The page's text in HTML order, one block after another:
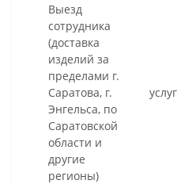
Выезд
сотрудника
(доставка
изделий за
пределами г.
Саратова, г.
Энгельса, по
Саратовской
области и
другие
регионы)